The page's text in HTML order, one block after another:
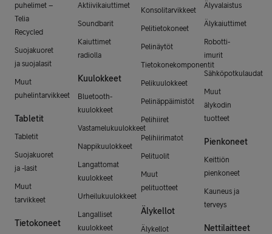
puhelimet –
Telia
Recycled
Suojakuoret
ja suojalasit
Muut
puhelintarvikkeet
Tabletit
Tabletit
Suojakuoret
ja -lasit
Muut
tarvikkeet
Tietokoneet
Aktiivikaiuttimet
Soundbarit
Kaiuttimet
radiolla
Kuulokkeet
Bluetooth-
kuulokkeet
Vastamelukuulokkeet
Nappikuulokkeet
Langattomat
kuulokkeet
Urheilukuulokkeet
Langalliset
kuulokkeet
Konsolitarvikkeet
Pelitietokoneet
Pelinäytöt
Tietokonekomponentit
Pelikuulokkeet
Pelinäppäimistöt
Pelihiiret
Pelihiirimatot
Pelituolit
Muut
pelituotteet
Älykellot
Älykellot
Älyvalaistus
Älykaiuttimet
Robotti-
imurit
Sähköpotkulaudat
Muut
älykodin
tuotteet
Pienkoneet
Keittiön
pienkoneet
Kauneus ja
terveys
Nettilaitteet